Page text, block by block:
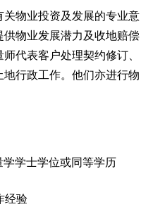
关物业投资及发展的专业意
供物业发展潜力及收地赔偿
代表客户处理契约修订、
地行政工作。他们亦进行物
学学士学位或同等学历
经验